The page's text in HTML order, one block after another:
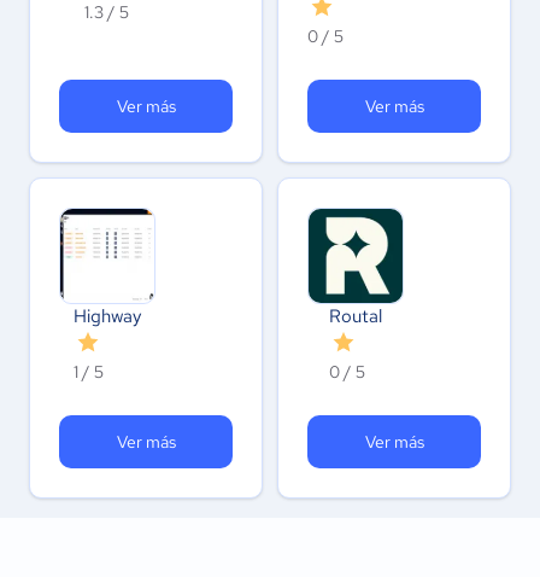
1.3 / 5
Ver más
0 / 5
Ver más
Highway
1 / 5
Ver más
Routal
0 / 5
Ver más